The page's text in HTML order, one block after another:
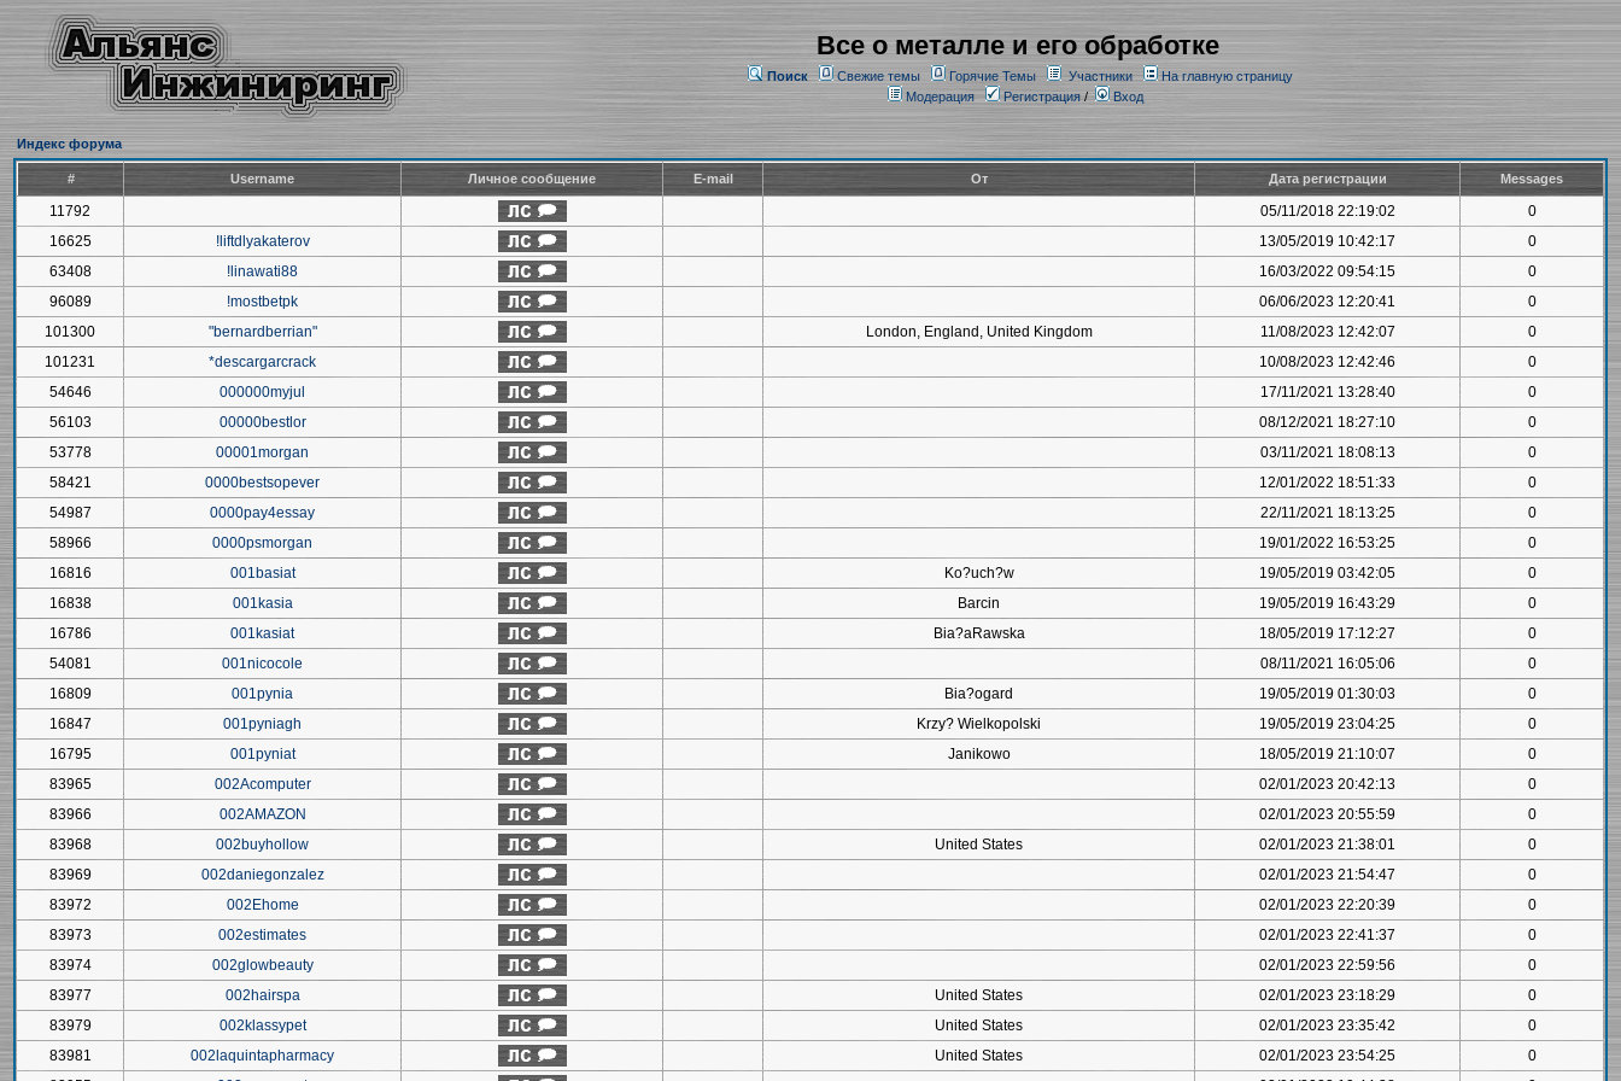
Все о металле и его обработке
Поиск Свежие темы Горячие Темы Участники
На главную страницу
Модерация
Регистрация/ Вход
Индекс форума
# Username Личное сообщение E-mail От Дата регистрации Messages
11792 05/11/2018 22:19:02
0
16625
!liftdlyakaterov 13/05/2019 10:42:17
0
63408
!linawati88 16/03/2022 09:54:15
0
96089
!mostbetpk 06/06/2023 12:20:41
0
101300
"bernardberrian" London, England, United Kingdom 11/08/2023 12:42:07
0
101231
*descargarcrack 10/08/2023 12:42:46
0
54646
000000myjul 17/11/2021 13:28:40
0
56103
00000bestlor 08/12/2021 18:27:10
0
53778
00001morgan 03/11/2021 18:08:13
0
58421
0000bestsopever 12/01/2022 18:51:33
0
54987
0000pay4essay 22/11/2021 18:13:25
0
58966
0000psmorgan 19/01/2022 16:53:25
0
16816
001basiat Ko?uch?w 19/05/2019 03:42:05
0
16838
001kasia Barcin 19/05/2019 16:43:29
0
16786
001kasiat Bia?aRawska 18/05/2019 17:12:27
0
54081
001nicocole 08/11/2021 16:05:06
0
16809
001pynia Bia?ogard 19/05/2019 01:30:03
0
16847
001pyniagh Krzy? Wielkopolski 19/05/2019 23:04:25
0
16795
001pyniat Janikowo 18/05/2019 21:10:07
0
83965
002Acomputer 02/01/2023 20:42:13
0
83966
002AMAZON 02/01/2023 20:55:59
0
83968
002buyhollow United States 02/01/2023 21:38:01
0
83969
002daniegonzalez 02/01/2023 21:54:47
0
83972
002Ehome 02/01/2023 22:20:39
0
83973
002estimates 02/01/2023 22:41:37
0
83974
002glowbeauty 02/01/2023 22:59:56
0
83977
002hairspa United States 02/01/2023 23:18:29
0
83979
002klassypet United States 02/01/2023 23:35:42
0
83981
002laquintapharmacy United States 02/01/2023 23:54:25
0